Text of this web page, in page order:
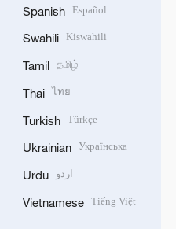
Spanish Español
Swahili Kiswahili
Tamil தமிழ்
Thai ไทย
Turkish Türkçe
Ukrainian Українська
Urdu اردو
Vietnamese Tiếng Việt